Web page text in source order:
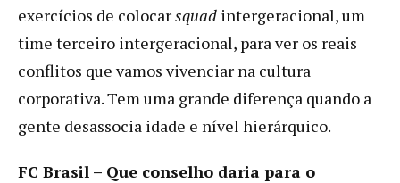
exercícios de colocarsquad intergeracional, um
time terceiro intergeracional, para ver os reais
conflitos que vamos vivenciar na cultura
corporativa. Tem uma grande diferença quando a
gente desassocia idade e nível hierárquico.
FC Brasil – Que conselho daria para o